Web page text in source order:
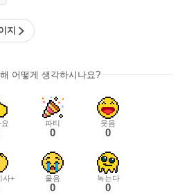
지
어떻게 생각하시나요?
파티
0
웃음
0
사+ 울음
0
녹는다
0